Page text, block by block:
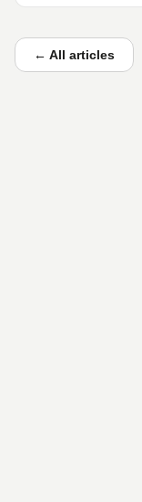
← All articles